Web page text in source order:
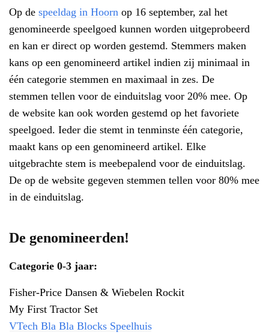
Op de speeldag in Hoorn op 16 september, zal het
genomineerde speelgoed kunnen worden uitgeprobeerd
en kan er direct op worden gestemd. Stemmers maken
kans op een genomineerd artikel indien zij minimaal in
één categorie stemmen en maximaal in zes. De
stemmen tellen voor de einduitslag voor 20% mee. Op
de website kan ook worden gestemd op het favoriete
speelgoed. Ieder die stemt in tenminste één categorie,
maakt kans op een genomineerd artikel. Elke
uitgebrachte stem is meebepalend voor de einduitslag.
De op de website gegeven stemmen tellen voor 80% mee
in de einduitslag.
De genomineerden!
Categorie 0-3 jaar:
Fisher-Price Dansen & Wiebelen Rockit
My First Tractor Set
VTech Bla Bla Blocks Speelhuis